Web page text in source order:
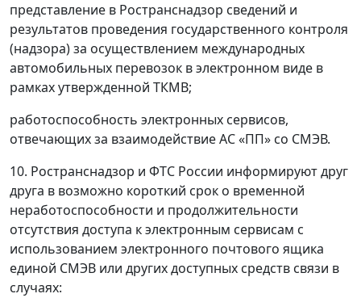
представление в Ространснадзор сведений и
результатов проведения государственного контроля
(надзора) за осуществлением международных
автомобильных перевозок в электронном виде в
рамках утвержденной ТКМВ;
работоспособность электронных сервисов,
отвечающих за взаимодействие АС «ПП» со СМЭВ.
10. Ространснадзор и ФТС России информируют друг
друга в возможно короткий срок о временной
неработоспособности и продолжительности
отсутствия доступа к электронным сервисам с
использованием электронного почтового ящика
единой СМЭВ или других доступных средств связи в
случаях: